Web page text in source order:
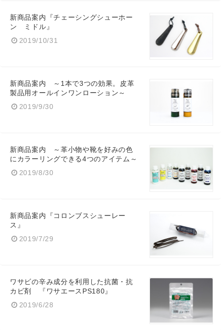
新商品案内『チェーシングシューホー
ン ミドル』
2019/10/31
新商品案内 ～1本で3つの効果。皮革
製品用オールインワンローション～
2019/9/30
新商品案内 ～革小物や靴を好みの色
にカラーリングできる4つのアイテム～
2019/8/30
新商品案内『コロンブスシューレー
ス』
2019/7/29
ワサビの辛み成分を利用した抗菌・抗
カビ剤 『ワサエースPS180』
2019/6/28